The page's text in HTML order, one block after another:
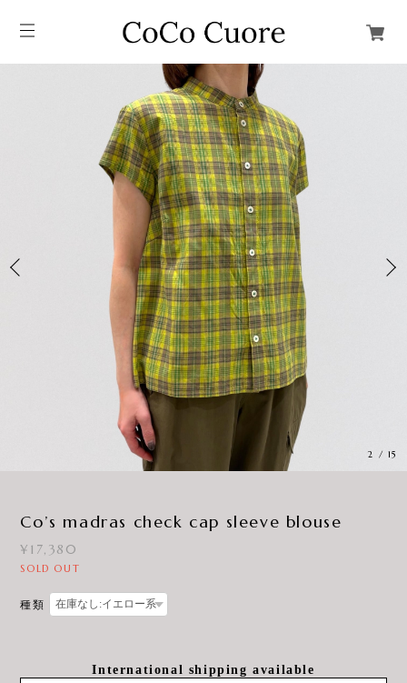
3 / 15
Co’s madras check cap sleeve blouse
¥17,380
SOLD OUT
種類
International shipping available